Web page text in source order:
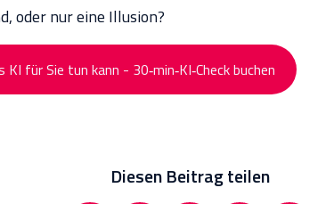
oder nur eine Illusion?
KI für Sie tun kann - 30‑min‑KI‑Check buchen
Diesen Beitrag teilen